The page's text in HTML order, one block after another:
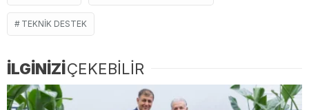
TEKNIK DESTEK
İLGİNİZİÇEKEBİLİR